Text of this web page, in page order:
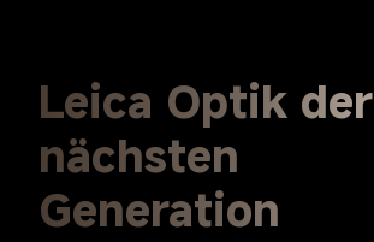
Leica Optik der
nächsten
Generation